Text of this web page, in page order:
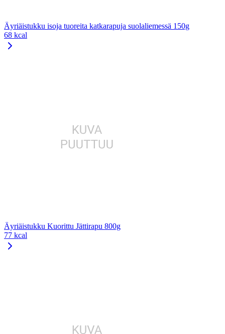
Äyriäistukku isoja tuoreita katkarapuja suolaliemessä 150g
68 kcal
Äyriäistukku Kuorittu Jättirapu 800g
77 kcal